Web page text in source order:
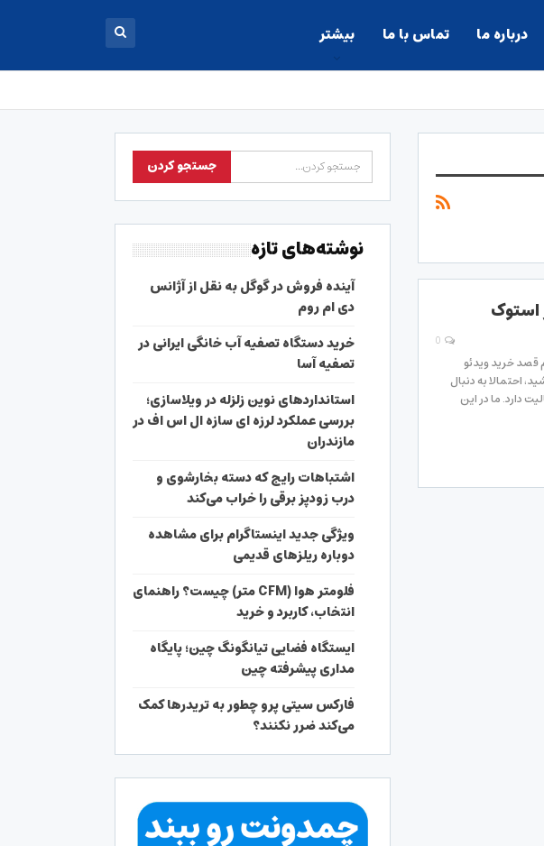
درباره ما تماس با ما بیشتر
استوک
قصد خرید ویدئو
احتمالا به دنبال
دارد. ما در این
نوشته‌های تازه
آینده فروش در گوگل به نقل از آژانس
دی ام روم
خرید دستگاه تصفیه آب خانگی ایرانی در
تصفیه آسا
استانداردهای نوین زلزله در ویلاسازی؛
بررسی عملکرد لرزه ای سازه ال اس اف در
مازندران
اشتباهات رایج که دسته بخارشوی و
درب زودپز برقی را خراب می‌کند
ویژگی جدید اینستاگرام برای مشاهده
دوباره ریلزهای قدیمی
فلومتر هوا (CFM متر) چیست؟ راهنمای
انتخاب، کاربرد و خرید
ایستگاه فضایی تیانگونگ چین؛ پایگاه
مداری پیشرفته چین
فارکس سیتی پرو چطور به تریدرها کمک
می‌کند ضرر نکنند؟